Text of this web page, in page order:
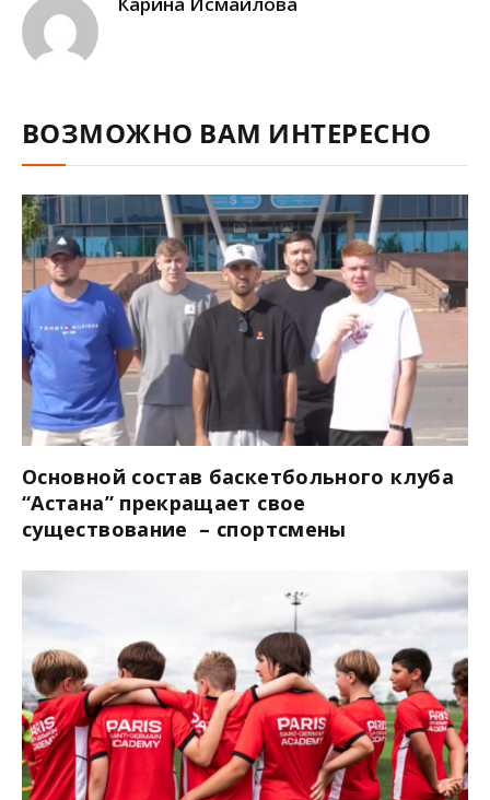
ВОЗМОЖНО ВАМ ИНТЕРЕСНО
Основной состав баскетбольного клуба
“Астана” прекращает свое
существование – спортсмены